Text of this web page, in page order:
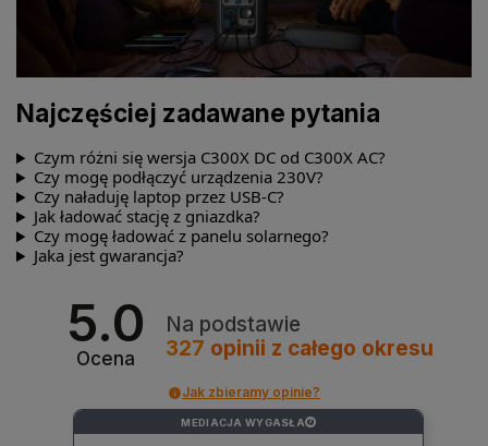
Najczęściej zadawane pytania
Czym różni się wersja C300X DC od C300X AC?
Czy mogę podłączyć urządzenia 230V?
Czy naładuję laptop przez USB-C?
Jak ładować stację z gniazdka?
Czy mogę ładować z panelu solarnego?
Jaka jest gwarancja?
5.0
Ocena
Na podstawie
327 opinii z całego okresu
Jak zbieramy opinie?
MEDIACJA WYGASŁA ?